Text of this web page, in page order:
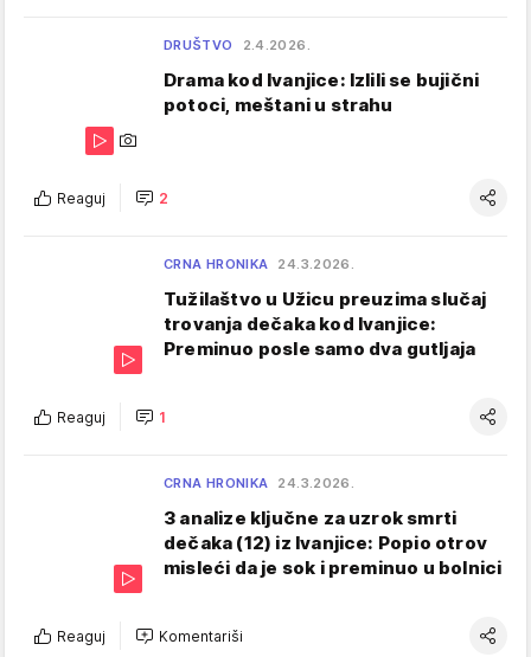
DRUŠTVO 2.4.2026.
Drama kod Ivanjice: Izlili se bujični
potoci, meštani u strahu
Reaguj 2
CRNA HRONIKA 24.3.2026.
Tužilaštvo u Užicu preuzima slučaj
trovanja dečaka kod Ivanjice:
Preminuo posle samo dva gutljaja
Reaguj 1
CRNA HRONIKA 24.3.2026.
3 analize ključne za uzrok smrti
dečaka (12) iz Ivanjice: Popio otrov
misleći da je sok i preminuo u bolnici
Reaguj Komentariši